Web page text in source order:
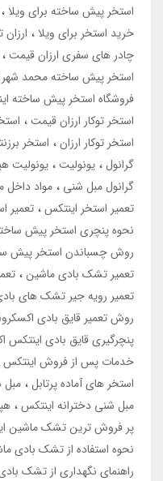
استخر پیش ساخته برای ویلا
خرید استخر برای ویلا
چادر های سفری ارزان قیمت
استخر پیش ساخته محمد
فروشگاه استخر پیش ساخته
استخر توکار ارزان قیمت
استخر توکار ارزان
استخر
گرانول یونولیت یونولیت
گرانول مبل شنی
مواد داخل
تعمیر استخر اینتکس تعمیر
نحوه پنچری استخر پیش
روش چسباندن استخر پیش
تعمیر تشک بادی ماشین
تعمیر رویه جیر تشک های
روش تعمیر قایق بادی
پنچرگیری قایق بادی
خدمات پس از فروش اینتکس
استخر های آماده پرتابل مبل
مبل شنی دخترانه اینتکس
پر فروش ترین تشک ماشین
نحوه استفاده از تشک بادی
راهنمای نگهداری از تشک